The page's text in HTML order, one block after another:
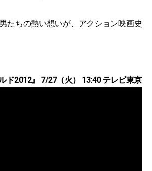
たちの熱い想いが、アクション映画史
ド2012』 7/27（火） 13:40 テレビ東京